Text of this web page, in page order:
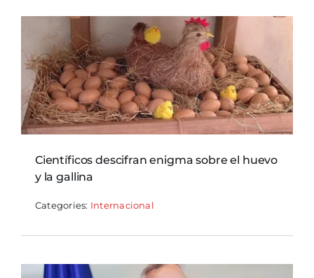
Científicos descifran enigma sobre el huevo
y la gallina
Categories: Internacional